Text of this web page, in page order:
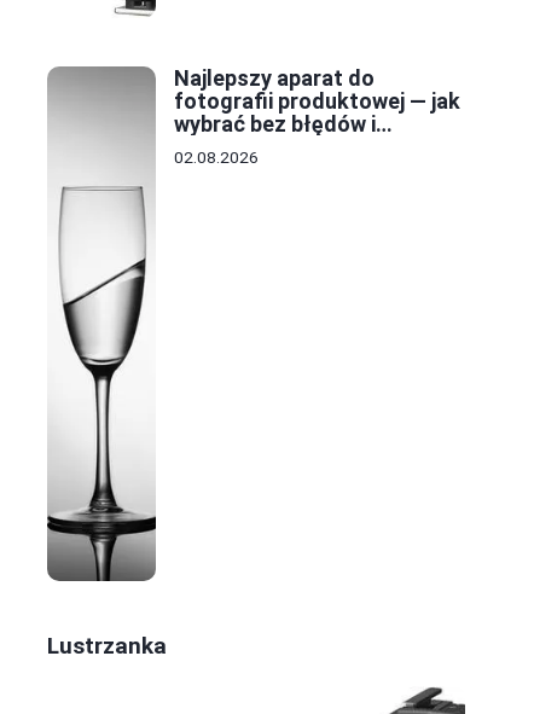
Najlepszy aparat do
fotografii produktowej — jak
wybrać bez błędów i
zwiększyć sprzedaż
02.08.2026
Lustrzanka